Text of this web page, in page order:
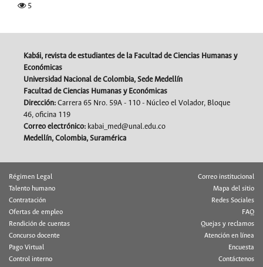
5
Kabái, revista de estudiantes de la Facultad de Ciencias Humanas y
Económicas
Universidad Nacional de Colombia, Sede Medellín
Facultad de Ciencias Humanas y Económicas
Dirección: Carrera 65 Nro. 59A - 110 - Núcleo el Volador, Bloque
46, oficina 119
Correo electrónico: kabai_med@unal.edu.co
Medellín, Colombia, Suramérica
Régimen Legal
Talento humano
Contratación
Ofertas de empleo
Rendición de cuentas
Concurso docente
Pago Virtual
Control interno
Correo institucional
Mapa del sitio
Redes Sociales
FAQ
Quejas y reclamos
Atención en línea
Encuesta
Contáctenos